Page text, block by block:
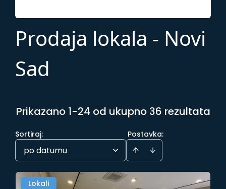
Prodaja lokala - Novi
Sad
Prikazano 1-24 od ukupno 36 rezultata
Postavka:
Sortiraj:
po datumu
Lokali